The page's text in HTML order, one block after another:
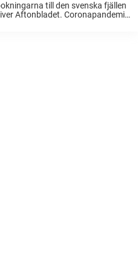
till den svenska fjällen
Aftonbladet. Coronapandemin